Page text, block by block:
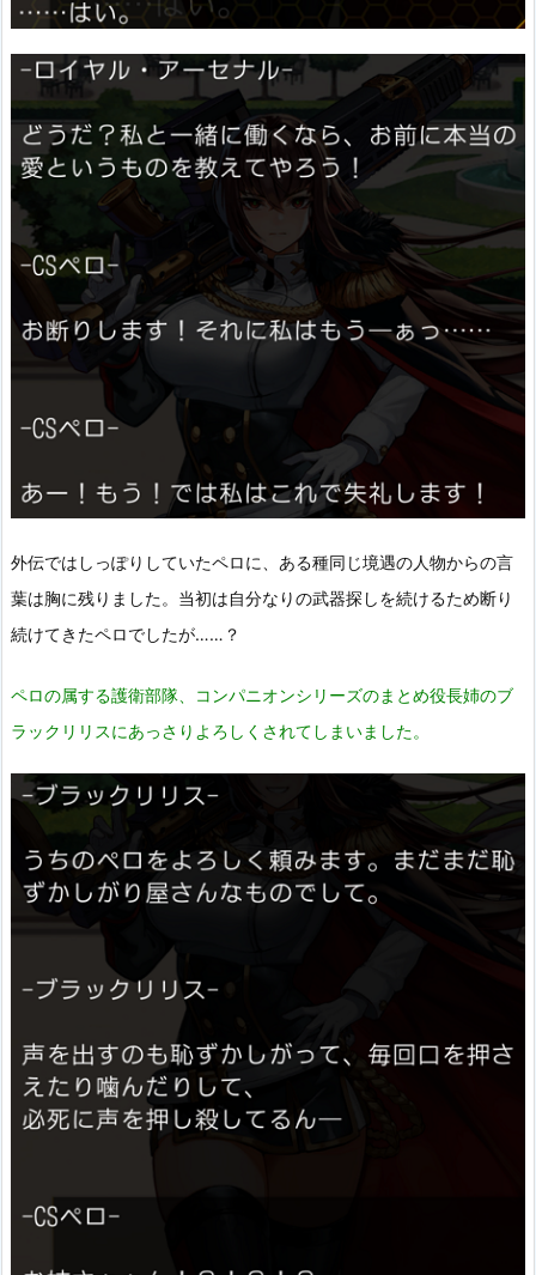
外伝ではしっぽりしていたペロに、ある種同じ境遇の人物からの言
葉は胸に残りました。当初は自分なりの武器探しを続けるため断り
続けてきたペロでしたが……？
ペロの属する護衛部隊、コンパニオンシリーズのまとめ役長姉のブ
ラックリリスにあっさりよろしくされてしまいました。